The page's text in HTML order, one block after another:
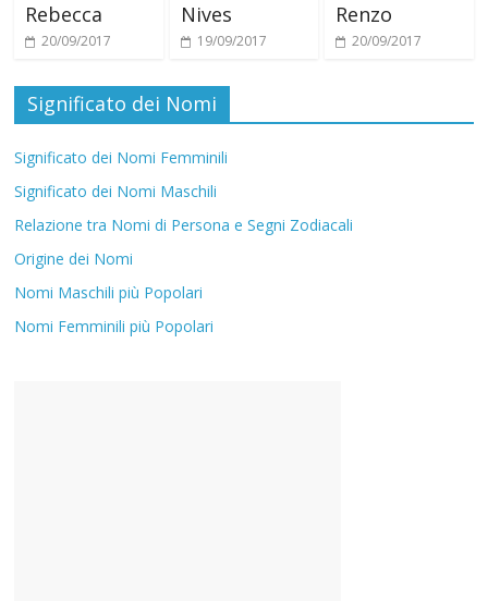
Rebecca
20/09/2017
Nives
19/09/2017
Renzo
20/09/2017
Significato dei Nomi
Significato dei Nomi Femminili
Significato dei Nomi Maschili
Relazione tra Nomi di Persona e Segni Zodiacali
Origine dei Nomi
Nomi Maschili più Popolari
Nomi Femminili più Popolari